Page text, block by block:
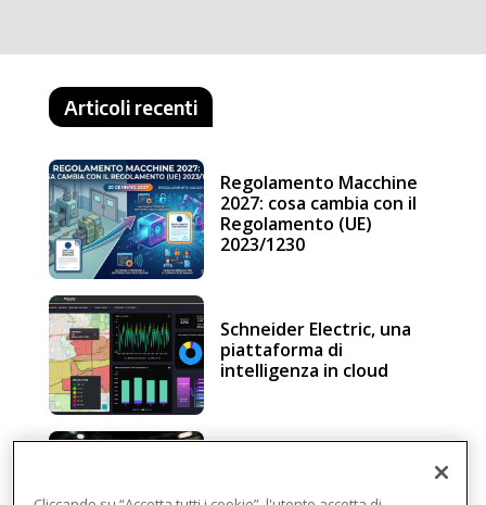
Articoli recenti
Regolamento Macchine
2027: cosa cambia con il
Regolamento (UE)
2023/1230
Schneider Electric, una
piattaforma di
intelligenza in cloud